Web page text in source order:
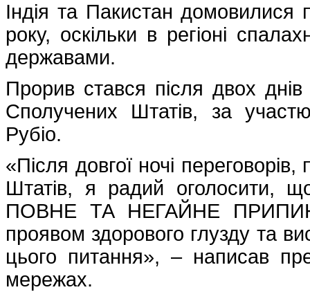
Індія та Пакистан
року, оскільки в регіоні
державами.
Прорив стався після двох
Сполучених Штатів, за
Рубіо.
«Після довгої ночі
Штатів, я радий оголосити,
ПОВНЕ ТА НЕГАЙНЕ
проявом здорового глузду та
цього питання», – написав
мережах.